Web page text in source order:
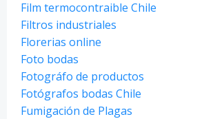
Film termocontraible Chile
Filtros industriales
Florerias online
Foto bodas
Fotográfo de productos
Fotógrafos bodas Chile
Fumigación de Plagas